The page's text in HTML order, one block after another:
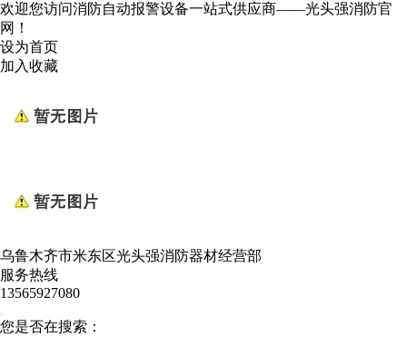
欢迎您访问消防自动报警设备一站式供应商——光头强消防官
网！
设为首页
加入收藏
乌鲁木齐市米东区光头强消防器材经营部
服务热线
13565927080
您是否在搜索：